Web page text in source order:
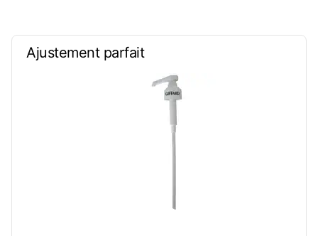
Ajustement parfait